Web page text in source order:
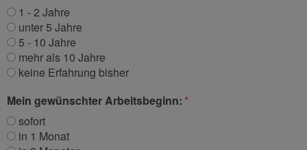
1 - 2 Jahre
unter 5 Jahre
5 - 10 Jahre
mehr als 10 Jahre
keine Erfahrung bisher
Mein gewünschter Arbeitsbeginn:
sofort
in 1 Monat